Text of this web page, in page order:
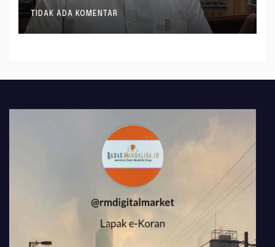
TIDAK ADA KOMENTAR